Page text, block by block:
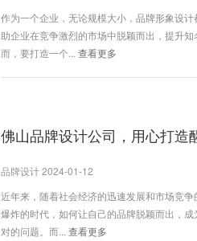
作为一个企业，无论规模大小，品牌形象设
助企业在竞争激烈的市场中脱颖而出，提升
而，要打造一个...查看更多
佛山品牌设计公司，用心打造
品牌设计 2024-01-12
近年来，随着社会经济的迅速发展和市场竞
爆炸的时代，如何让自己的品牌脱颖而出，
对的问题。而...查看更多